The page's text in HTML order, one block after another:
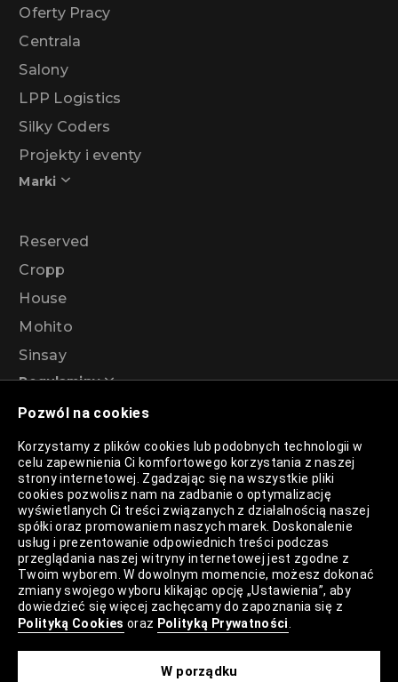
Pozwól na cookies
Korzystamy z plików cookies lub podobnych technologii w
celu zapewnienia Ci komfortowego korzystania z naszej
strony internetowej. Zgadzając się na wszystkie pliki
cookies pozwolisz nam na zadbanie o optymalizację
wyświetlanych Ci treści związanych z działalnością naszej
spółki oraz promowaniem naszych marek. Doskonalenie
usług i prezentowanie odpowiednich treści podczas
przeglądania naszej witryny internetowej jest zgodne z
Twoim wyborem. W dowolnym momencie, możesz dokonać
zmiany swojego wyboru klikając opcję „Ustawienia”, aby
dowiedzieć się więcej zachęcamy do zapoznania się z
Polityką Cookies oraz Polityką Prywatności
W porządku
Oferty Pracy
Centrala
Salony
LPP Logistics
Silky Coders
Projekty i eventy
Marki
Reserved
Cropp
House
Mohito
Sinsay
Regulaminy
Regulamin akcji promocyjnej – Program
rabatowy 99%
Polityka Prywatności
Polityka Plików Cookies
Lista Plików Cookies
Lista Zaufanych Partnerów
Ustawienia Cookies